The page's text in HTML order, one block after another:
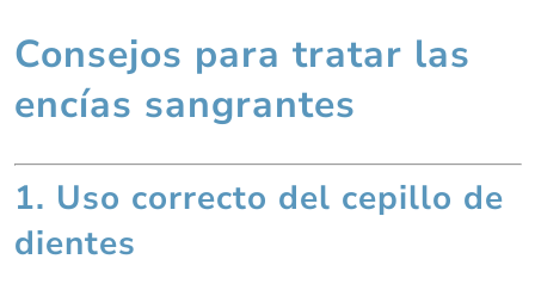
Consejos para tratar las
encías sangrantes
1. Uso correcto del cepillo de
dientes